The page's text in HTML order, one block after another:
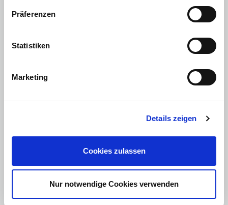
Präferenzen
Statistiken
Marketing
Details zeigen
Cookies zulassen
Nur notwendige Cookies verwenden
Fürstenwalde
Gosen